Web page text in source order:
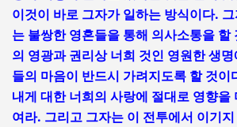
이것이 바로 그자가 일하는 방식이다.
는 불쌍한 영혼들을 통해 의사소통을 할
의 영광과 권리상 너희 것인 영원한 생
들의 마음이 반드시 가려지도록 할 것이
내게 대한 너희의 사랑에 절대로 영향을
여라. 그리고 그자는 이 전투에서 이기